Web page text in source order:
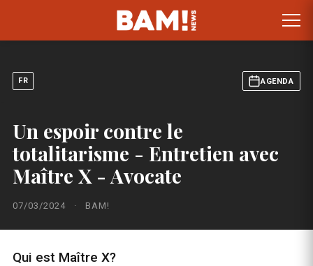
FR AGENDA
Un espoir contre le
totalitarisme - Entretien avec
Maître X - Avocate
07/03/2024 · BAM!
Qui est Maître X?